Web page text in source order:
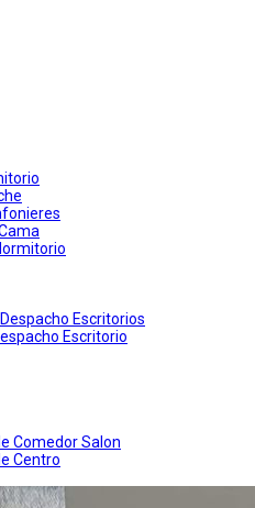
Escritorios
Escritorio
Comedor Salon
Centro